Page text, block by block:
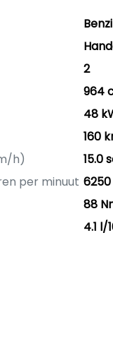
2
964
48
160
h)
15.0
per minuut 6250
88
4.1 l/